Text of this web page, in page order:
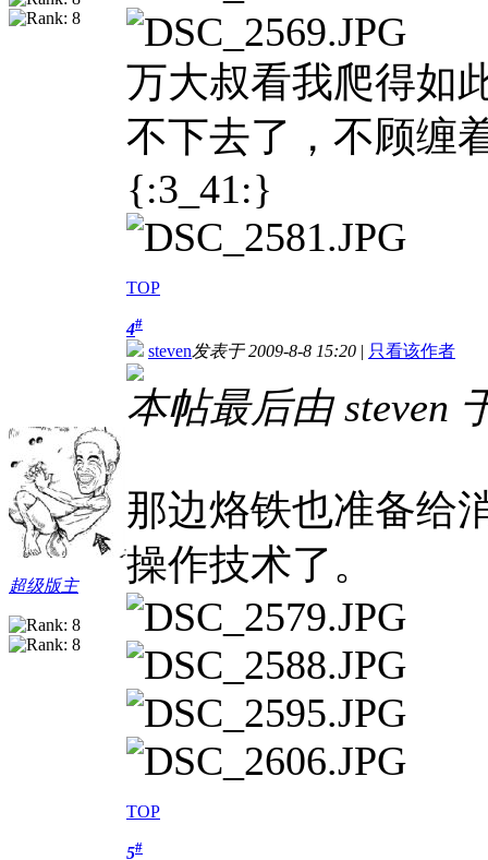
万大叔看我爬得如
不下去了，不顾缠
{:3_41:}
TOP
超级版主
4#
steven发表于 2009-8-8 15:20 | 只看该作者
本帖最后由 steven
那边烙铁也准备给
操作技术了。
TOP
5#